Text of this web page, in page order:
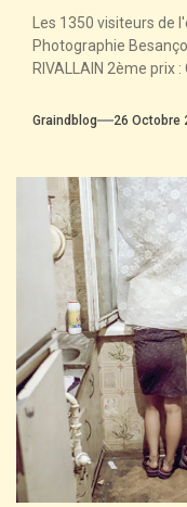
Les 1350 visiteurs de
Photographie
RIVALLAIN 2ème prix
Graindblog 26 Octobre